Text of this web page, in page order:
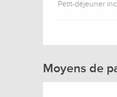
Petit-déjeuner
Moyens de